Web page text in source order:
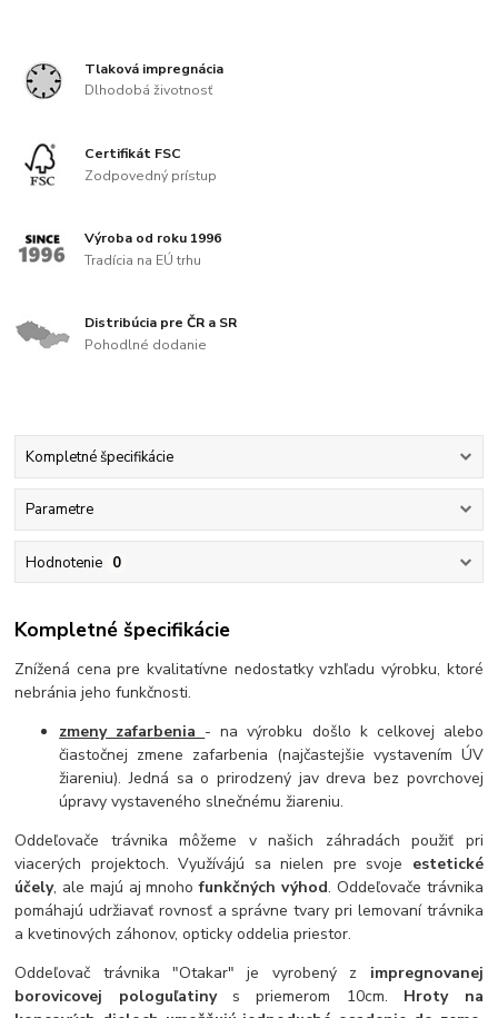
Tlaková impregnácia
Dlhodobá životnosť
Certifikát FSC
Zodpovedný prístup
Výroba od roku 1996
Tradícia na EÚ trhu
Distribúcia pre ČR a SR
Pohodlné dodanie
Kompletné špecifikácie
Parametre
Hodnotenie 0
Kompletné špecifikácie
Znížená cena pre kvalitatívne nedostatky vzhľadu výrobku, ktoré
nebránia jeho funkčnosti.
zmeny zafarbenia - na výrobku došlo k celkovej alebo
čiastočnej zmene zafarbenia (najčastejšie vystavením ÚV
žiareniu). Jedná sa o prirodzený jav dreva bez povrchovej
úpravy vystaveného slnečnému žiareniu.
Oddeľovače trávnika môžeme v našich záhradách použiť pri
viacerých projektoch. Využívájú sa nielen pre svoje estetické
účely, ale majú aj mnohofunkčných výhod. Oddeľovače trávnika
pomáhajú udržiavať rovnosť a správne tvary pri lemovaní trávnika
a kvetinových záhonov, opticky oddelia priestor.
Oddeľovač trávnika "Otakar" je vyrobený z impregnovanej
borovicovej pologuľatinys priemerom 10cm. Hroty na